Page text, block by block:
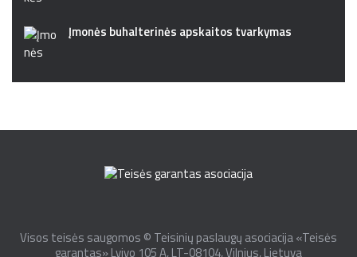
Įmonės buhalterinės apskaitos tvarkymas
Visos teisės saugomos © Teisinių paslaugų asociacija «Teisės
garantas» Lvivo 105 A, LT-08104, Vilnius, Lietuva